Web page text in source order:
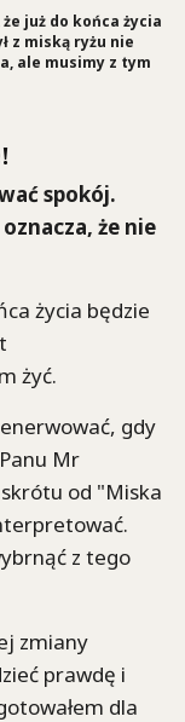
już do końca życia
z miską ryżu nie
ale musimy z tym
spokój.
że nie
życia będzie
żyć.
gdy
Mr
od "Miska
z tego
zmiany
prawdę i
dla